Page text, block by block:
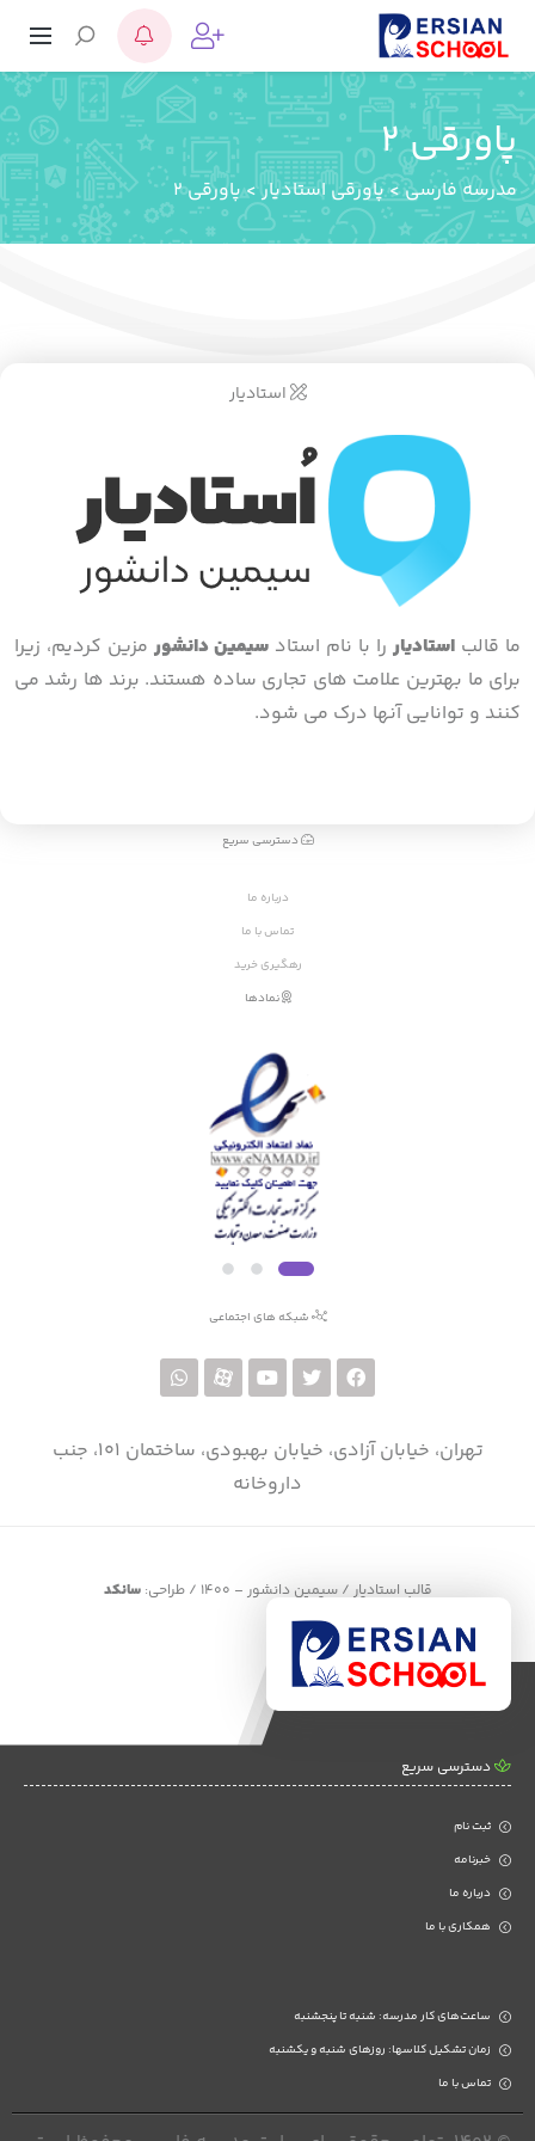
پاورقی 2
مدرسه فارسی>پاورقی استادیار>پاورقی 2
استادیار
ما قالب استادیار را با نام استاد سیمین دانشور مزین کردیم، زیرا
برای ما بهترین علامت های تجاری ساده هستند. برند ها رشد می
کنند و توانایی آنها درک می شود.
دسترسی سریع
درباره ما
تماس با ما
رهگیری خرید
نمادها
شبکه های اجتماعی
تهران، خیابان آزادی، خیابان بهبودی، ساختمان 101، جنب
داروخانه
قالب استادیار / سیمین دانشور – ۱۴۰۰ / طراحی: سانکد
دسترسی سریع
ثبت نام
خبرنامه
درباره ما
همکاری با ما
ساعت‌های کار مدرسه: شنبه تا پنجشنبه
زمان تشکیل کلاسها: روزهای شنبه و یکشنبه
تماس با ما